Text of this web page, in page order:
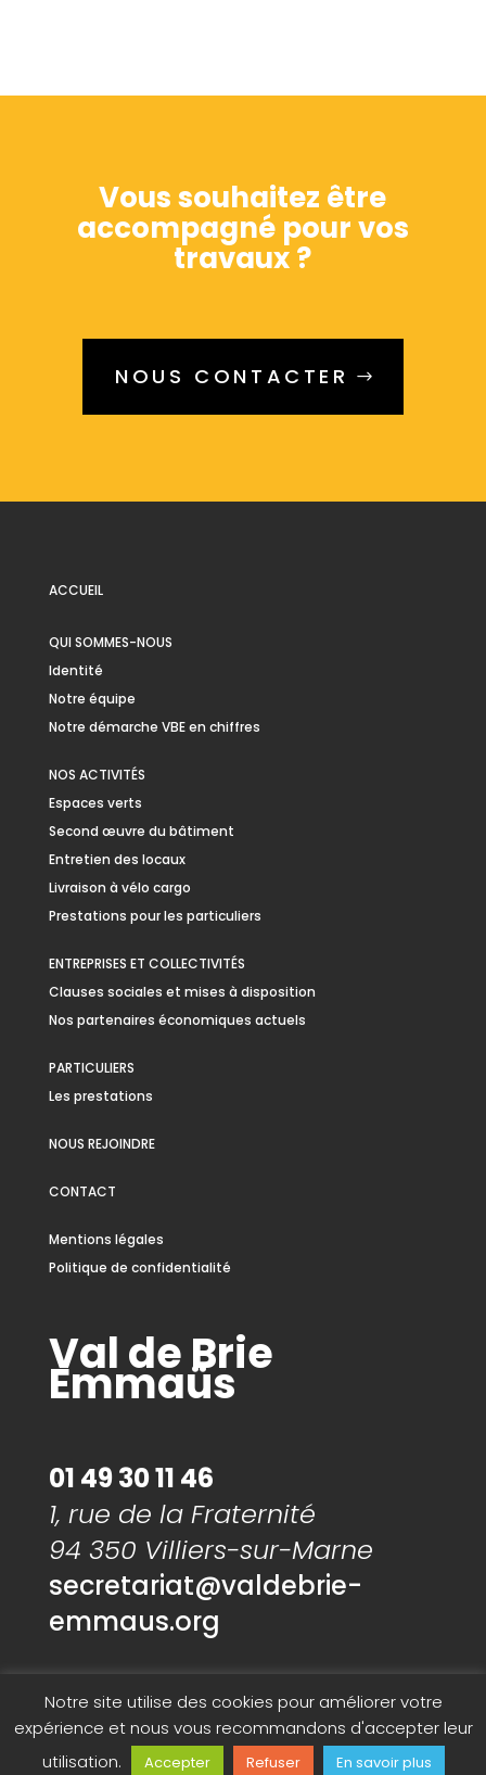
Vous souhaitez être
accompagné pour vos
travaux ?
NOUS CONTACTER
ACCUEIL
QUI SOMMES-NOUS
Identité
Notre équipe
Notre démarche VBE en chiffres
NOS ACTIVITÉS
Espaces verts
Second œuvre du bâtiment
Entretien des locaux
Livraison à vélo cargo
Prestations pour les particuliers
ENTREPRISES ET COLLECTIVITÉS
Clauses sociales et mises à disposition
Nos partenaires économiques actuels
PARTICULIERS
Les prestations
NOUS REJOINDRE
CONTACT
Mentions légales
Politique de confidentialité
Val de Brie
Emmaüs
01 49 30 11 46
1, rue de la Fraternité
94 350 Villiers-sur-Marne
secretariat@valdebrie-
emmaus.org
Notre site utilise des cookies pour améliorer votre
expérience et nous vous recommandons d'accepter leur
utilisation.
Accepter Refuser En savoir plus